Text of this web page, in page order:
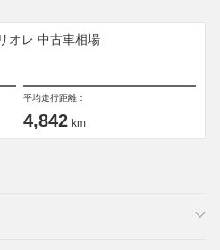
オレ 中古車相場
平均走行距離：
4,842 km